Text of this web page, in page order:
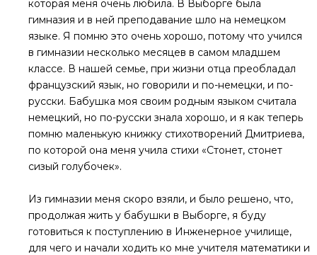
которая меня очень любила. В Выборге была
гимназия и в ней преподавание шло на немецком
языке. Я помню это очень хорошо, потому что учился
в гимназии несколько месяцев в самом младшем
классе. В нашей семье, при жизни отца преобладал
французский язык, но говорили и по-немецки, и по-
русски. Бабушка моя своим родным языком считала
немецкий, но по-русски знала хорошо, и я как теперь
помню маленькую книжку стихотворений Дмитриева,
по которой она меня учила стихи «Стонет, стонет
сизый голубочек».
Из гимназии меня скоро взяли, и было решено, что,
продолжая жить у бабушки в Выборге, я буду
готовиться к поступлению в Инженерное училище,
для чего и начали ходить ко мне учителя математики и